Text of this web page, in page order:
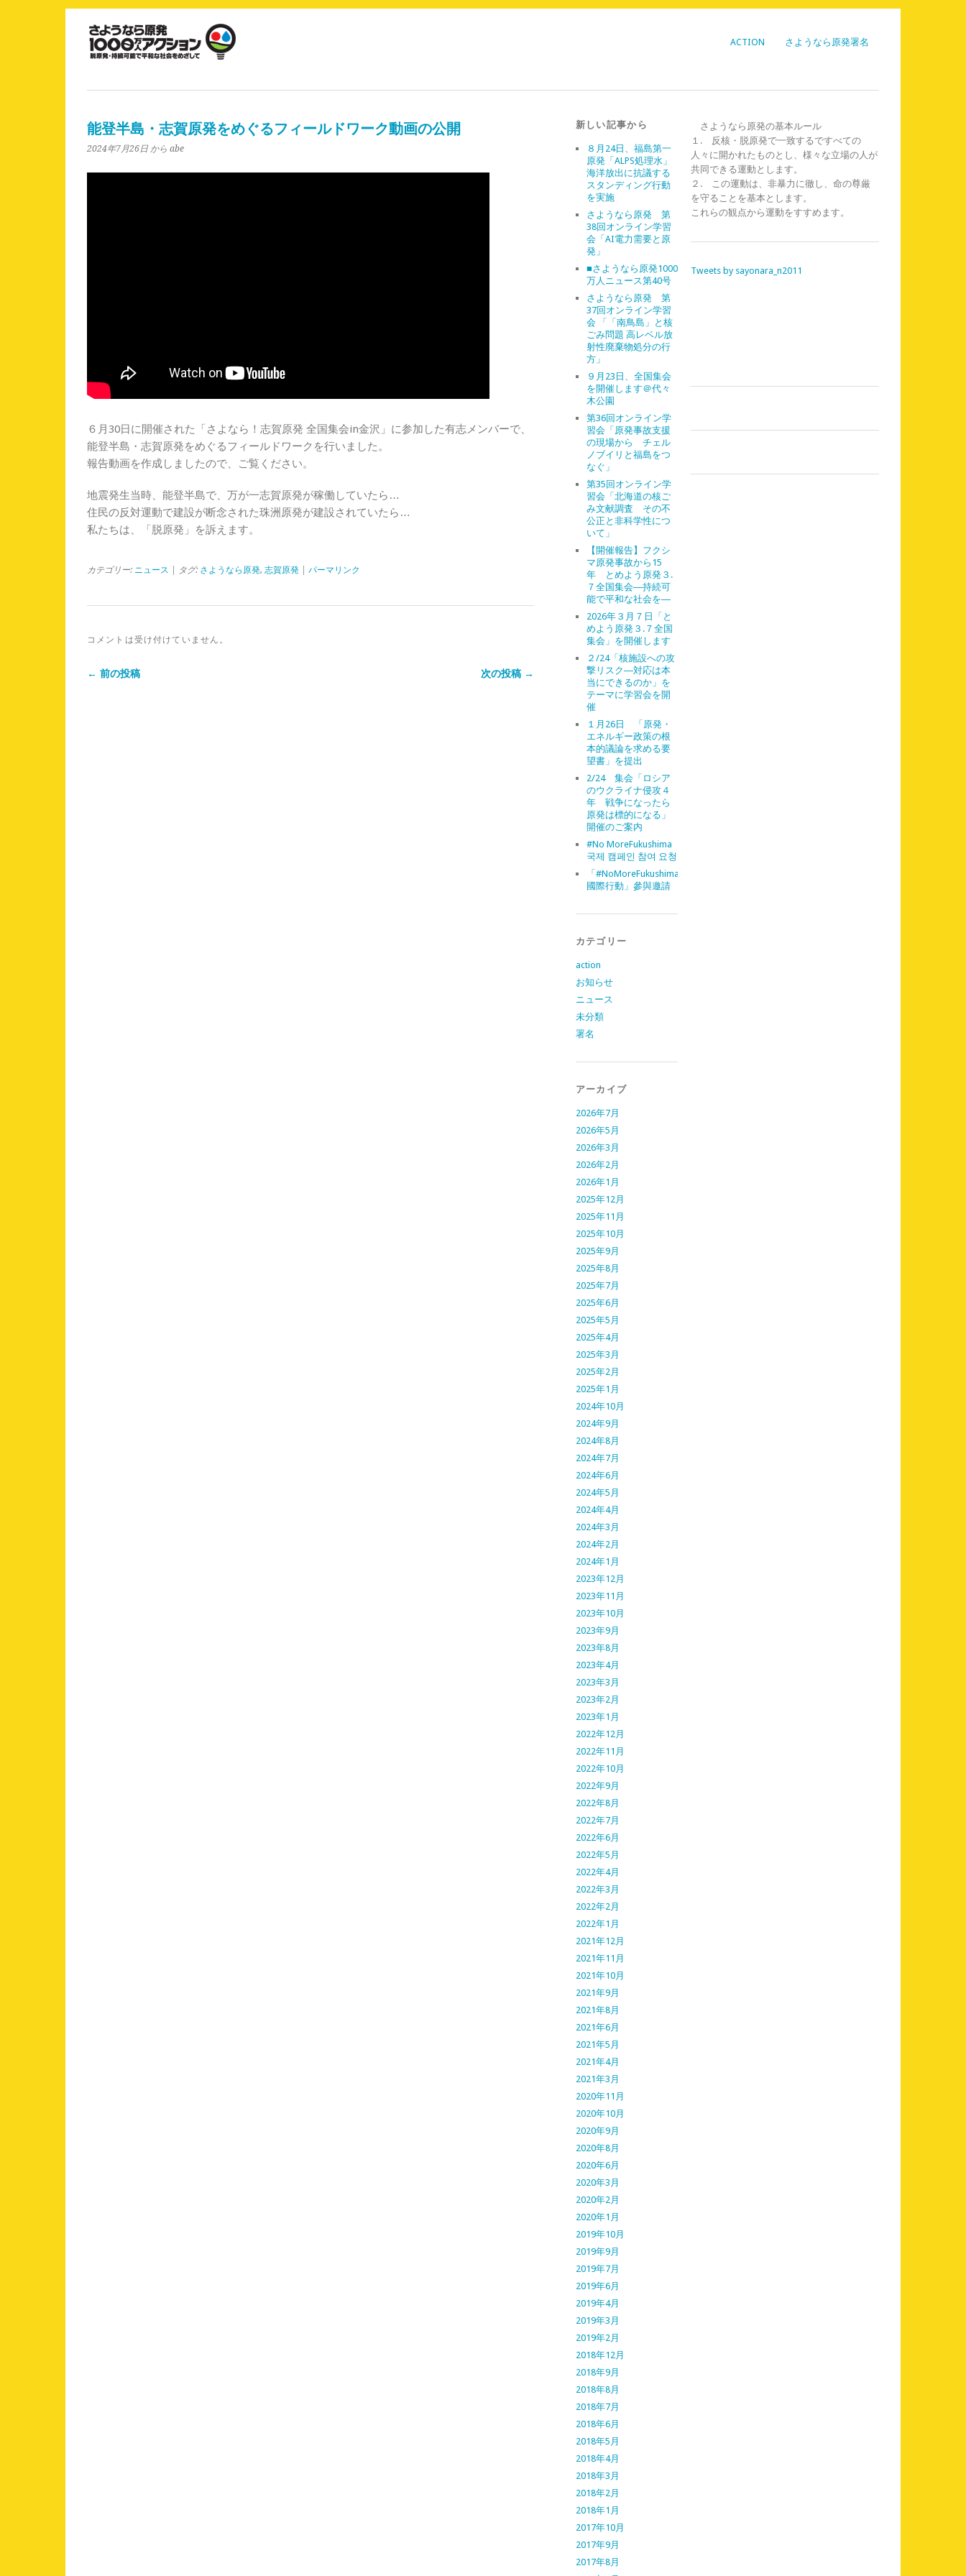
ACTION さようなら原発署名
能登半島・志賀原発をめぐるフィールドワーク動画の公開
2024年7月26日 から abe
６月30日に開催された「さよなら！志賀原発 全国集会in金沢」に参加した有志メンバーで、
能登半島・志賀原発をめぐるフィールドワークを行いました。
報告動画を作成しましたので、ご覧ください。
地震発生当時、能登半島で、万が一志賀原発が稼働していたら…
住民の反対運動で建設が断念された珠洲原発が建設されていたら…
私たちは、「脱原発」を訴えます。
カテゴリー: ニュース | タグ: さようなら原発, 志賀原発 パーマリンク
コメントは受け付けていません。
← 前の投稿 次の投稿 →
新しい記事から
８月24日、福島第一
原発「ALPS処理水」
海洋放出に抗議する
スタンディング行動
を実施
さようなら原発 第
38回オンライン学習
会「AI電力需要と原
発」
■さようなら原発1000
万人ニュース第40号
さようなら原発 第
37回オンライン学習
会 「「南鳥島」と核
ごみ問題 高レベル放
射性廃棄物処分の行
方」
９月23日、全国集会
を開催します＠代々
木公園
第36回オンライン学
習会「原発事故支援
の現場から チェル
ノブイリと福島をつ
なぐ」
第35回オンライン学
習会「北海道の核ご
み文献調査 その不
公正と非科学性につ
いて」
【開催報告】フクシ
マ原発事故から15
年 とめよう原発３.
７全国集会―持続可
能で平和な社会を―
2026年３月７日「と
めよう原発３.７全国
集会」を開催します
２/24「核施設への攻
撃リスク―対応は本
当にできるのか」を
テーマに学習会を開
催
１月26日 「原発・
エネルギー政策の根
本的議論を求める要
望書」を提出
2/24 集会「ロシア
のウクライナ侵攻４
年 戦争になったら
原発は標的になる」
開催のご案内
#No MoreFukushima
국제 캠페인 참여 요청
「#NoMoreFukushima
國際行動」參與邀請
カテゴリー
action
お知らせ
ニュース
未分類
署名
アーカイブ
2026年7月
2026年5月
2026年3月
2026年2月
2026年1月
2025年12月
2025年11月
2025年10月
2025年9月
2025年8月
2025年7月
2025年6月
2025年5月
2025年4月
2025年3月
2025年2月
2025年1月
2024年10月
2024年9月
2024年8月
2024年7月
2024年6月
2024年5月
2024年4月
2024年3月
2024年2月
2024年1月
2023年12月
2023年11月
2023年10月
2023年9月
2023年8月
2023年4月
2023年3月
2023年2月
2023年1月
2022年12月
2022年11月
2022年10月
2022年9月
2022年8月
2022年7月
2022年6月
2022年5月
2022年4月
2022年3月
2022年2月
2022年1月
2021年12月
2021年11月
2021年10月
2021年9月
2021年8月
2021年6月
2021年5月
2021年4月
2021年3月
2020年11月
2020年10月
2020年9月
2020年8月
2020年6月
2020年3月
2020年2月
2020年1月
2019年10月
2019年9月
2019年7月
2019年6月
2019年4月
2019年3月
2019年2月
2018年12月
2018年9月
2018年8月
2018年7月
2018年6月
2018年5月
2018年4月
2018年3月
2018年2月
2018年1月
2017年10月
2017年9月
2017年8月
さようなら原発の基本ルール
１. 反核・脱原発で一致するですべての
人々に開かれたものとし、様々な立場の人が
共同できる運動とします。
２. この運動は、非暴力に徹し、命の尊厳
を守ることを基本とします。
これらの観点から運動をすすめます。
Tweets by sayonara_n2011